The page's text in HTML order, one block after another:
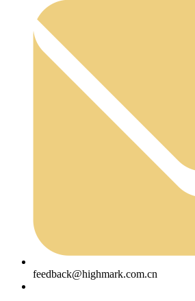
feedback@highmark.com.cn